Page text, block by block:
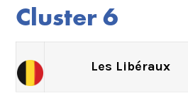
Cluster 6
Les Libéraux